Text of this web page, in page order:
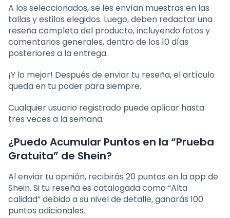
A los seleccionados, se les envían muestras en las
tallas y estilos elegidos. Luego, deben redactar una
reseña completa del producto, incluyendo fotos y
comentarios generales, dentro de los 10 días
posteriores a la entrega.
¡Y lo mejor! Después de enviar tu reseña, el artículo
queda en tu poder para siempre.
Cualquier usuario registrado puede aplicar hasta
tres veces a la semana.
¿Puedo Acumular Puntos en la “Prueba
Gratuita” de Shein?
Al enviar tu opinión, recibirás 20 puntos en la app de
Shein. Si tu reseña es catalogada como “Alta
calidad” debido a su nivel de detalle, ganarás 100
puntos adicionales.